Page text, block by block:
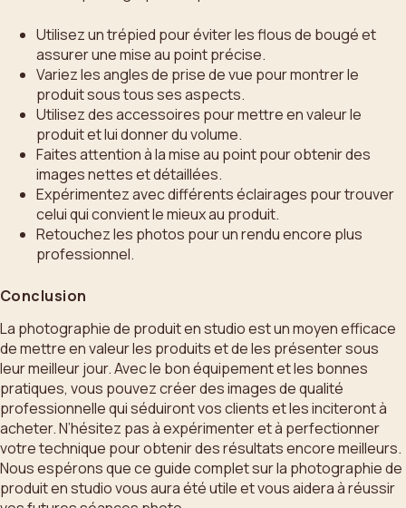
Utilisez un trépied pour éviter les flous de bougé et
assurer une mise au point précise.
Variez les angles de prise de vue pour montrer le
produit sous tous ses aspects.
Utilisez des accessoires pour mettre en valeur le
produit et lui donner du volume.
Faites attention à la mise au point pour obtenir des
images nettes et détaillées.
Expérimentez avec différents éclairages pour trouver
celui qui convient le mieux au produit.
Retouchez les photos pour un rendu encore plus
professionnel.
Conclusion
La photographie de produit en studio est un moyen efficace
de mettre en valeur les produits et de les présenter sous
leur meilleur jour. Avec le bon équipement et les bonnes
pratiques, vous pouvez créer des images de qualité
professionnelle qui séduiront vos clients et les inciteront à
acheter. N’hésitez pas à expérimenter et à perfectionner
votre technique pour obtenir des résultats encore meilleurs.
Nous espérons que ce guide complet sur la photographie de
produit en studio vous aura été utile et vous aidera à réussir